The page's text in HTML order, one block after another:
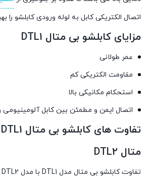
اتصال الکتريکی کابل به لوله ورودی کابلشو را
مزایای کابلشو بی متال DTL1
عمر طولانی
مقاومت الکتریکی کم
استحکام مکانیکی بالا
اتصال ایمن و مطمئن بین کابل
متال DTL2